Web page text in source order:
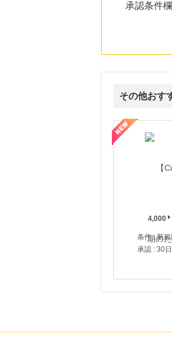
承認条件
その他おす
4,000
条件 : 新
承認 : 30
【ロデオドライブ】創業70年の信頼と高
【フ